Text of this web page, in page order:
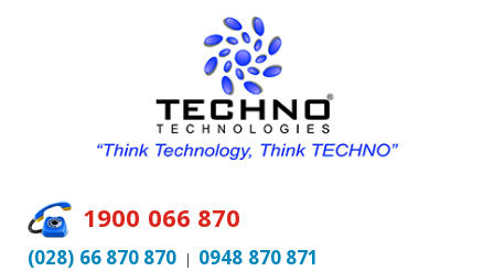
1900 066 870
(028) 66 870 870 | 0948 870 871